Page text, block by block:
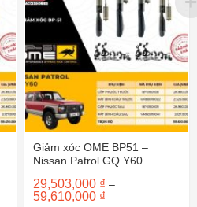
Giảm xóc OME BP51 –
Nissan Patrol GQ Y60
29,503,000 ₫ –
59,610,000 ₫